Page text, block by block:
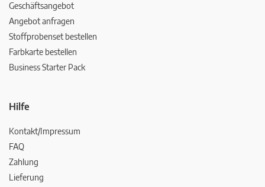
Geschäftsangebot
Angebot anfragen
Stoffprobenset bestellen
Farbkarte bestellen
Business Starter Pack
Hilfe
Kontakt/Impressum
FAQ
Zahlung
Lieferung